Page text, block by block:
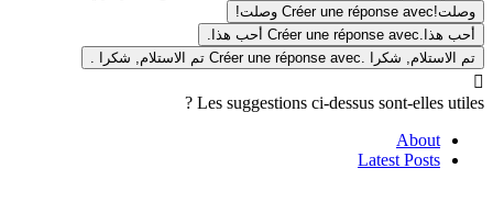
وصلت!Créer une réponse avec وصلت!
أحب هذا. Créer une réponse avec أحب هذا.
تم الاستلام, شكرا . Créer une réponse avec تم الاستلام, شكرا .

Les suggestions ci-dessus sont-elles utiles ?
About
Latest Posts